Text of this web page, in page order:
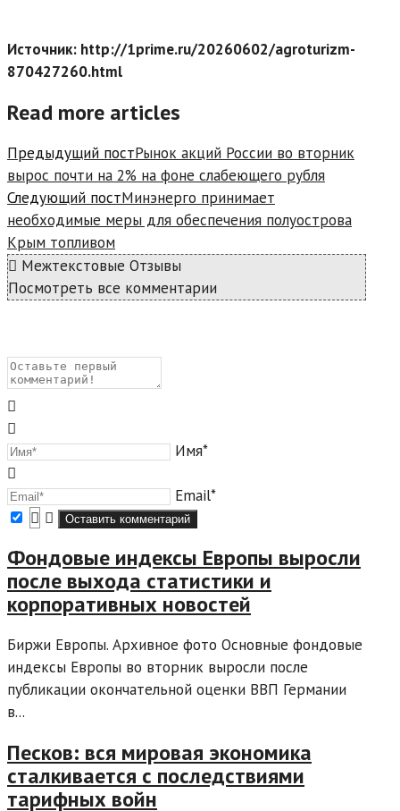
Источник: http://1prime.ru/20260602/agroturizm-
870427260.html
Read more articles
Предыдущий постРынок акций России во вторник
вырос почти на 2% на фоне слабеющего рубля
Следующий постМинэнерго принимает
необходимые меры для обеспечения полуострова
Крым топливом
Межтекстовые Отзывы
Посмотреть все комментарии
Имя*
Email*
Фондовые индексы Европы выросли
после выхода статистики и
корпоративных новостей
Биржи Европы. Архивное фото Основные фондовые
индексы Европы во вторник выросли после
публикации окончательной оценки ВВП Германии
в...
Песков: вся мировая экономика
сталкивается с последствиями
тарифных войн